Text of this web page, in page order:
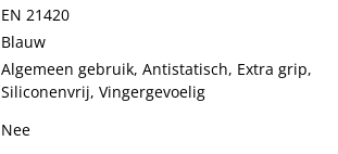
EN 21420
Blauw
Algemeen gebruik, Antistatisch, Extra grip,
Siliconenvrij, Vingergevoelig
Nee